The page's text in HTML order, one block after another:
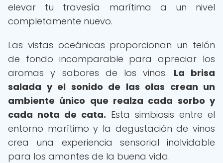
elevar tu travesía marítima a un nivel
completamente nuevo.
Las vistas oceánicas proporcionan un telón
de fondo incomparable para apreciar los
aromas y sabores de los vinos. La brisa
salada y el sonido de las olas crean un
ambiente único que realza cada sorbo y
cada nota de cata. Esta simbiosis entre el
entorno marítimo y la degustación de vinos
crea una experiencia sensorial inolvidable
para los amantes de la buena vida.